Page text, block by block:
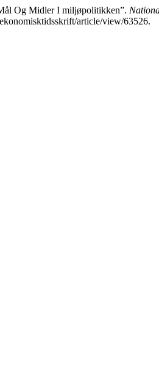
Og Midler I miljøpolitikken”.
article/view/63526.